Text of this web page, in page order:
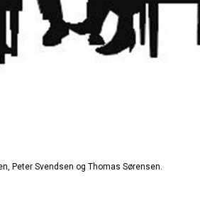
Peter Svendsen og Thomas Sørensen.